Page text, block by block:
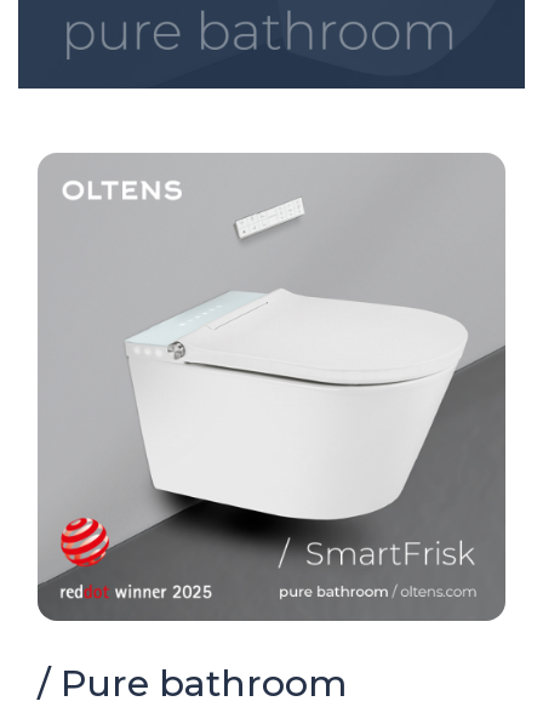
/ Pure bathroom